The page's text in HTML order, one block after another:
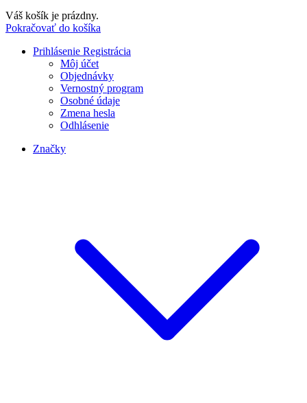
Váš košík je prázdny.
Pokračovať do košíka
Prihlásenie Registrácia
Môj účet
Objednávky
Vernostný program
Osobné údaje
Zmena hesla
Odhlásenie
Značky